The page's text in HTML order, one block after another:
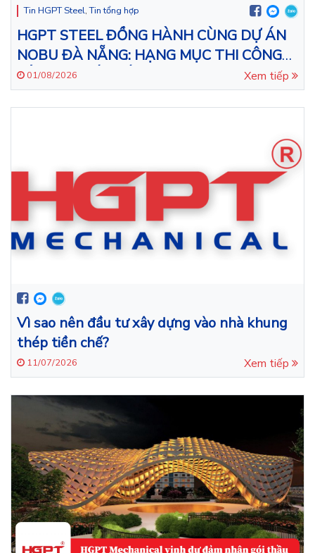
Tin HGPT Steel,Tin tổng hợp
HGPT STEEL ĐỒNG HÀNH CÙNG DỰ ÁN
NOBU ĐÀ NẴNG: HẠNG MỤC THI CÔNG
LẮP ĐẶT KẾT CẤU THÉP CHO TÒA NHÀ
43 TẦNG
01/08/2026 Xem tiếp
Vì sao nên đầu tư xây dựng vào nhà khung
thép tiền chế?
11/07/2026 Xem tiếp